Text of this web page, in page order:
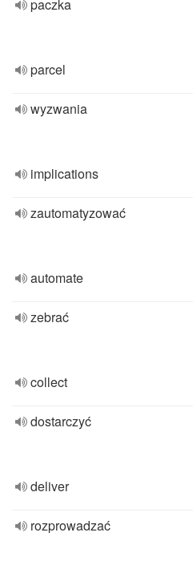
paczka
parcel
wyzwania
implications
zautomatyzować
automate
zebrać
collect
dostarczyć
deliver
rozprowadzać